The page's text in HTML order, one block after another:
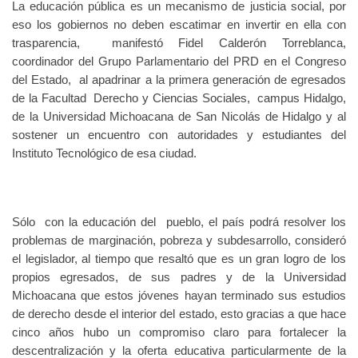
La educación pública es un mecanismo de justicia social, por
eso los gobiernos no deben escatimar en invertir en ella con
trasparencia, manifestó Fidel Calderón Torreblanca,
coordinador del Grupo Parlamentario del PRD en el Congreso
del Estado, al apadrinar a la primera generación de egresados
de la Facultad Derecho y Ciencias Sociales, campus Hidalgo,
de la Universidad Michoacana de San Nicolás de Hidalgo y al
sostener un encuentro con autoridades y estudiantes del
Instituto Tecnológico de esa ciudad.
Sólo con la educación del pueblo, el país podrá resolver los
problemas de marginación, pobreza y subdesarrollo, consideró
el legislador, al tiempo que resaltó que es un gran logro de los
propios egresados, de sus padres y de la Universidad
Michoacana que estos jóvenes hayan terminado sus estudios
de derecho desde el interior del estado, esto gracias a que hace
cinco años hubo un compromiso claro para fortalecer la
descentralización y la oferta educativa particularmente de la